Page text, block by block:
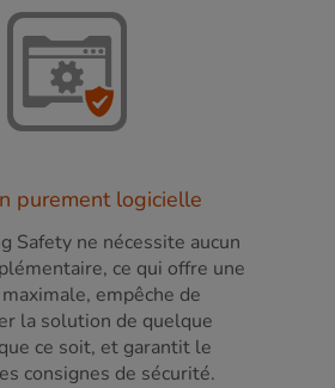
purement logicielle
Safety ne nécessite aucun
ce qui offre une
empêche de
la solution de quelque
ce soit, et garantit le
consignes de sécurité.